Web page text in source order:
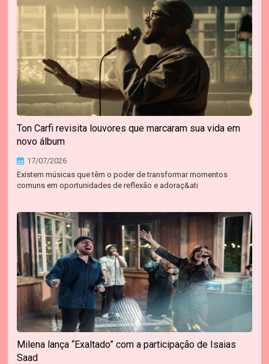
Ton Carfi revisita louvores que marcaram sua vida em
novo álbum
17/07/2026
Existem músicas que têm o poder de transformar momentos
comuns em oportunidades de reflexão e adoraç&ati
Milena lança “Exaltado” com a participação de Isaias
Saad